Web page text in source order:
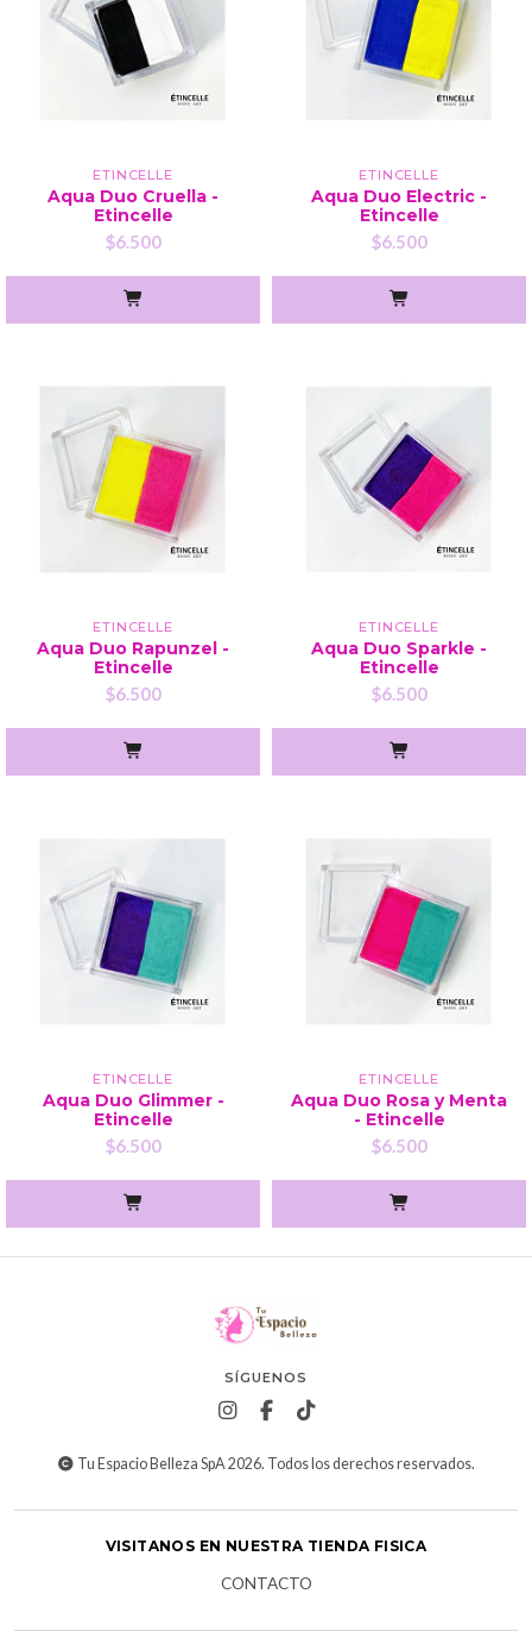
ETINCELLE
Aqua Duo Cruella -
Etincelle
$6.500
ETINCELLE
Aqua Duo Electric -
Etincelle
$6.500
ETINCELLE
Aqua Duo Rapunzel -
Etincelle
$6.500
ETINCELLE
Aqua Duo Sparkle -
Etincelle
$6.500
ETINCELLE
Aqua Duo Glimmer -
Etincelle
$6.500
ETINCELLE
Aqua Duo Rosa y Menta
- Etincelle
$6.500
SÍGUENOS
Tu Espacio Belleza SpA 2026. Todos los derechos reservados.
VISITANOS EN NUESTRA TIENDA FISICA
CONTACTO